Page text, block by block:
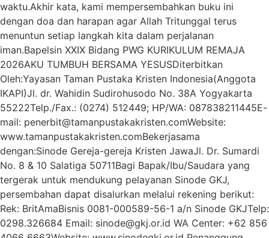
waktu.Akhir kata, kami mempersembahkan buku ini
dengan doa dan harapan agar Allah Tritunggal terus
menuntun setiap langkah kita dalam perjalanan
iman.Bapelsin XXIX Bidang PWG KURIKULUM REMAJA
2026AKU TUMBUH BERSAMA YESUSDiterbitkan
Oleh:Yayasan Taman Pustaka Kristen Indonesia(Anggota
IKAPI)Jl. dr. Wahidin Sudirohusodo No. 38A Yogyakarta
55222Telp./Fax.: (0274) 512449; HP/WA: 087838211445E-
mail: penerbit@tamanpustakakristen.comWebsite:
www.tamanpustakakristen.comBekerjasama
dengan:Sinode Gereja-gereja Kristen JawaJl. Dr. Sumardi
No. 8 & 10 Salatiga 50711Bagi Bapak/Ibu/Saudara yang
tergerak untuk mendukung pelayanan Sinode GKJ,
persembahan dapat disalurkan melalui rekening berikut:
Rek: BritAmaBisnis 0081-000589-56-1 a/n Sinode GKJTelp:
0298.326684 Email: sinode@gkj.or.id WA Center: +62 856